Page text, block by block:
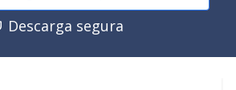
Descarga segura